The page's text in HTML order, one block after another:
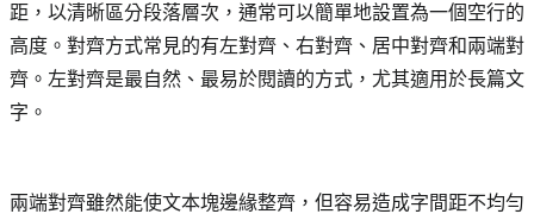
距，以清晰區分段落層次，通常可以簡單地設置為一個空行的
高度。對齊方式常見的有左對齊、右對齊、居中對齊和兩端對
齊。左對齊是最自然、最易於閱讀的方式，尤其適用於長篇文
字。
兩端對齊雖然能使文本塊邊緣整齊，但容易造成字間距不均勻